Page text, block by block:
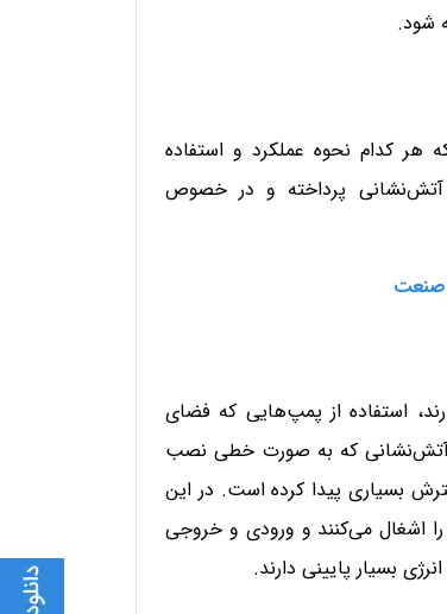
شود.
کدام نحوه عملکرد و استفاده
آتش‌نشانی پرداخته و در خصوص
صنعت
استفاده از پمپ‌هایی که فضای
آتش‌نشانی که به صورت خطی نصب
بسیاری پیدا کرده است. در این
اشغال می‌کنند و ورودی و خروجی
بسیار پایینی دارند.